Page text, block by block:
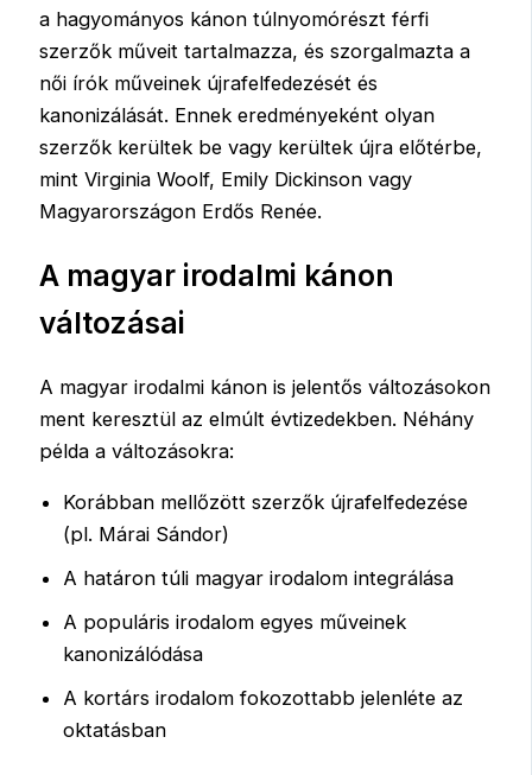
a hagyományos kánon túlnyomórészt férfi
szerzők műveit tartalmazza, és szorgalmazta a
női írók műveinek újrafelfedezését és
kanonizálását. Ennek eredményeként olyan
szerzők kerültek be vagy kerültek újra előtérbe,
mint Virginia Woolf, Emily Dickinson vagy
Magyarországon Erdős Renée.
A magyar irodalmi kánon
változásai
A magyar irodalmi kánon is jelentős változásokon
ment keresztül az elmúlt évtizedekben. Néhány
példa a változásokra:
Korábban mellőzött szerzők újrafelfedezése
(pl. Márai Sándor)
A határon túli magyar irodalom integrálása
A populáris irodalom egyes műveinek
kanonizálódása
A kortárs irodalom fokozottabb jelenléte az
oktatásban